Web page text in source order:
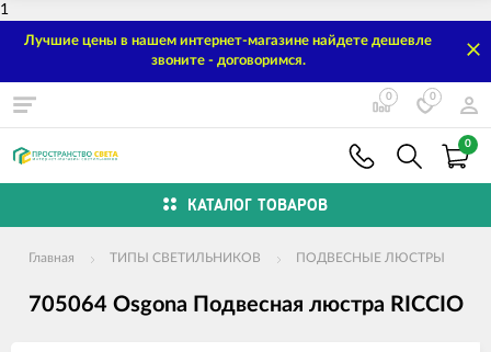
1
Лучшие цены в нашем интернет-магазине найдете дешевле
звоните - договоримся.
0 0
0
КАТАЛОГ ТОВАРОВ
Главная ТИПЫ СВЕТИЛЬНИКОВ ПОДВЕСНЫЕ ЛЮСТРЫ
705064 Osgona Подвесная люстра RICCIO